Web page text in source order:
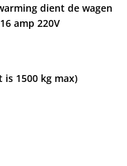
dient de wagen
amp 220V
is 1500 kg max)